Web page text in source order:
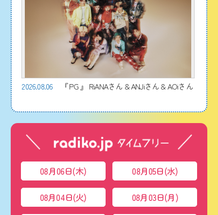
2026.08.06 『 PG 』 RiANAさん & ANJiさん & AOiさん
08月06日(木) 08月05日(水)
08月04日(火) 08月03日(月)